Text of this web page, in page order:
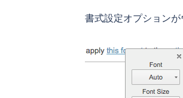
書式設定オプションが